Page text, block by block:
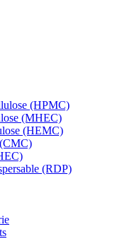
(HPMC)
(MHEC)
(HEMC)
(RDP)